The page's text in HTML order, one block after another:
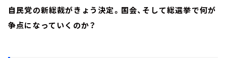
自民党の新総裁がきょう決定。国会、そして総選挙で何が
争点になっていくのか？